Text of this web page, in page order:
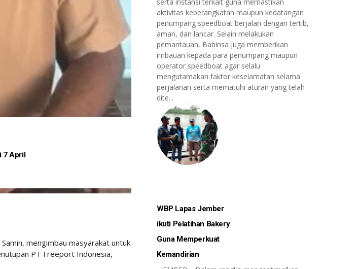
7 April
mengimbau masyarakat untuk
PT Freeport Indonesia,
aktivitas keberangkatan maupun kedatangan
penumpang speedboat berjalan dengan tertib,
aman, dan lancar. Selain melakukan
pemantauan, Babinsa juga memberikan
imbauan kepada para penumpang maupun
operator speedboat agar selalu
mengutamakan faktor keselamatan selama
perjalanan serta mematuhi aturan yang telah
dite...
WBP Lapas Jember
ikuti Pelatihan Bakery
Guna Memperkuat
Kemandirian